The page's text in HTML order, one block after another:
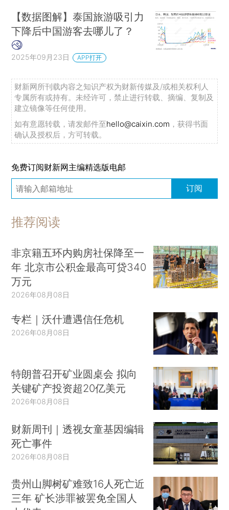
【数据图解】泰国旅游吸引力
下降后中国游客去哪儿了？
2025年09月23日 APP打开
财新网所刊载内容之知识产权为财新传媒及/或相关权利人
专属所有或持有。未经许可，禁止进行转载、摘编、复制及
建立镜像等任何使用。
如有意愿转载，请发邮件至hello@caixin.com ，获得书面
确认及授权后，方可转载。
免费订阅财新网主编精选版电邮
订阅
推荐阅读
非京籍五环内购房社保降至一
年 北京市公积金最高可贷340
万元
2026年08月08日
专栏｜沃什遭遇信任危机
2026年08月08日
特朗普召开矿业圆桌会 拟向
关键矿产投资超20亿美元
2026年08月08日
财新周刊｜透视女童基因编辑
死亡事件
2026年08月08日
贵州山脚树矿难致16人死亡近
三年 矿长涉罪被罢免全国人